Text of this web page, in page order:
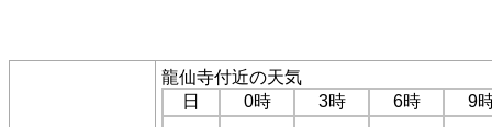
龍仙寺付近の天気
日
0時 3時 6時 9